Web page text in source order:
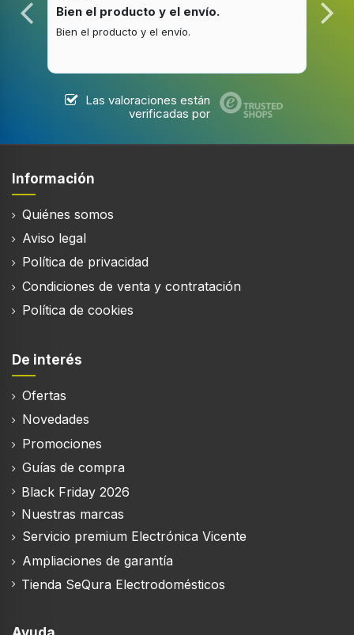
Bien el producto y el envío.
Bien el producto y el envío.
Las valoraciones están
verificadas por
Información
Quiénes somos
Aviso legal
Política de privacidad
Condiciones de venta y contratación
Política de cookies
De interés
Ofertas
Novedades
Promociones
Guías de compra
Black Friday 2026
Nuestras marcas
Servicio premium Electrónica Vicente
Ampliaciones de garantía
Tienda SeQura Electrodomésticos